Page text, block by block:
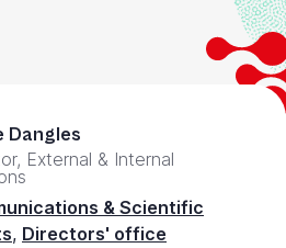
Dangles
External & Internal
& Scientific
, Directors' office